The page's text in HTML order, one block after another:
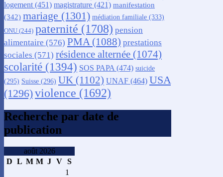
logement (451) magistrature (421) manifestation
(342) mariage (1301) médiation familiale (333)
ONU (244) paternité (1708) pension
alimentaire (576) PMA(1088) prestations
sociales (571) résidence alternée (1074)
scolarité (1394) SOS PAPA(474) suicide
(295) Suisse (296) UK (1102) UNAF (464) USA
(1296)violence (1692)
Recherche par date de
publication
août 2026
D L M M J V S
1